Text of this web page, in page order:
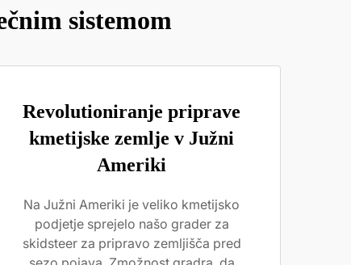
sistemom
Revolutioniranje priprave
kmetijske zemlje v Južni
Ameriki
Na Južni Ameriki je veliko kmetijsko
podjetje sprejelo našo grader za
skidsteer za pripravo zemljišča pred